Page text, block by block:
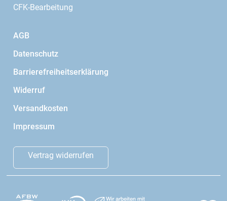
CFK-Bearbeitung
AGB
Datenschutz
Barrierefreiheitserklärung
Widerruf
Versandkosten
Impressum
Vertrag widerrufen